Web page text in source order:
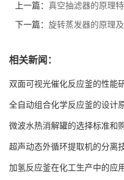
上一篇： 真空抽滤器的原理
下一篇： 旋转蒸发器的原理
相关新闻：
双面可视光催化反应釜的性能
全自动组合化学反应釜的设计
微波水热消解罐的选择标准和
超声动态外循环提取机的分离
加氢反应釜在化工生产中的应